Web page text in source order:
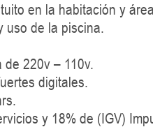
en la habitación y
uso de la piscina.
220v – 110v.
digitales.
y 18% de (IGV)